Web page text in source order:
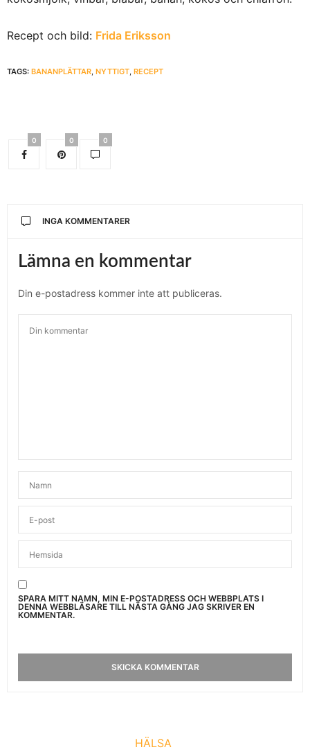
Recept och bild: Frida Eriksson
TAGS: BANANPLÄTTAR, NYTTIGT, RECEPT
0 0 0
INGA KOMMENTARER
Lämna en kommentar
Din e-postadress kommer inte att publiceras.
SPARA MITT NAMN, MIN E-POSTADRESS OCH WEBBPLATS I
DENNA WEBBLÄSARE TILL NÄSTA GÅNG JAG SKRIVER EN
KOMMENTAR.
HÄLSA